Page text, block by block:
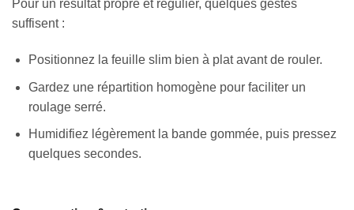
Pour un résultat propre et régulier, quelques gestes
suffisent :
Positionnez la feuille slim bien à plat avant de rouler.
Gardez une répartition homogène pour faciliter un
roulage serré.
Humidifiez légèrement la bande gommée, puis pressez
quelques secondes.